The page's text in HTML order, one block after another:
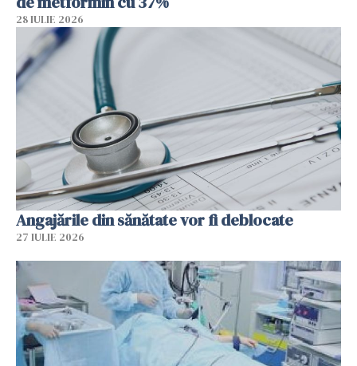
28 IULIE 2026
Angajările din sănătate vor fi deblocate
27 IULIE 2026